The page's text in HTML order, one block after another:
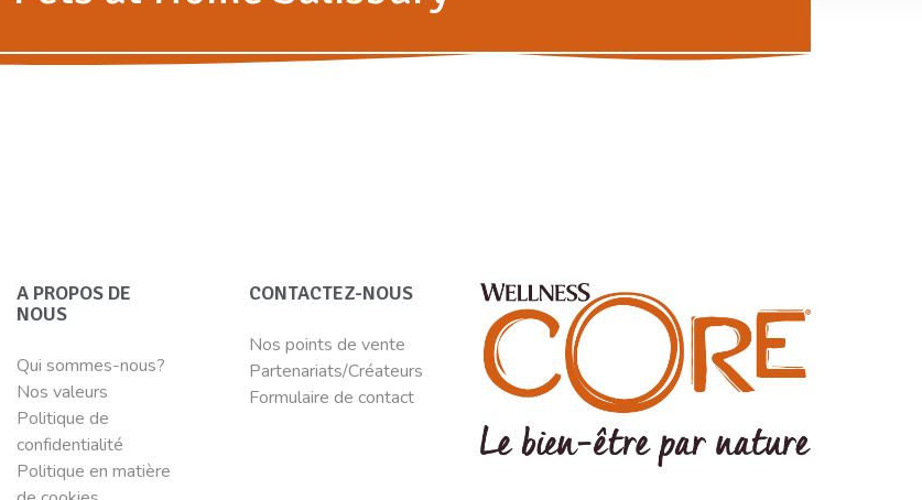
A PROPOS DE
NOUS
Qui sommes-nous?
Nos valeurs
Politique de
confidentialité
Politique en matière
CONTACTEZ-NOUS
Nos points de vente
Partenariats/Créateurs
Formulaire de contact